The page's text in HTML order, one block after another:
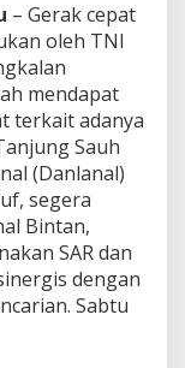
– Gerak cepat
oleh TNI
mendapat
terkait adanya
Sauh
(Danlanal)
segera
Bintan,
SAR dan
dengan
Sabtu